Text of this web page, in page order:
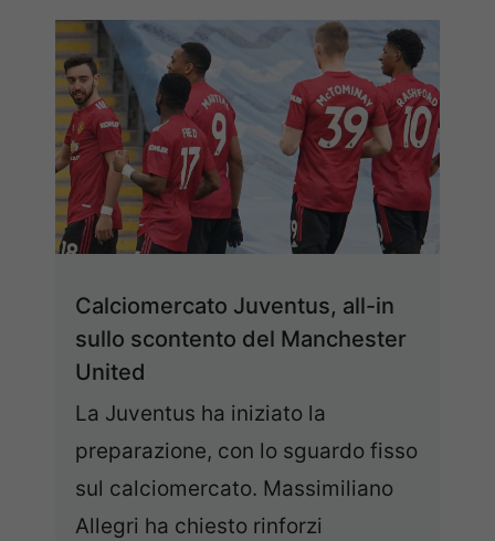
Calciomercato Juventus, all-in
sullo scontento del Manchester
United
La Juventus ha iniziato la
preparazione, con lo sguardo fisso
sul calciomercato. Massimiliano
Allegri ha chiesto rinforzi